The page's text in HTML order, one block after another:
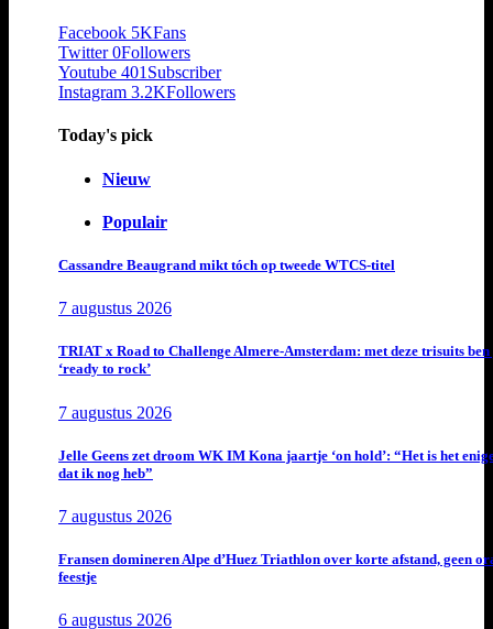
Facebook 5KFans
Twitter 0Followers
Youtube 401 Subscriber
Instagram 3.2KFollowers
Today's pick
Nieuw
Populair
Cassandre Beaugrand mikt tóch op tweede WTCS-titel
7 augustus 2026
TRIAT x Road to Challenge Almere-Amsterdam: met deze trisuits ben
‘ready to rock’
7 augustus 2026
Jelle Geens zet droom WK IM Kona jaartje ‘on hold’: “Het is het
dat ik nog heb”
7 augustus 2026
Fransen domineren Alpe d’Huez Triathlon over korte afstand, geen
feestje
6 augustus 2026